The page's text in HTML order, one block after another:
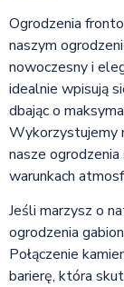
Ogrodzenia
naszym
nowoczesny i
idealnie wpisują
dbając o
Wykorzystujemy
nasze
warunkach
Jeśli marzysz o
ogrodzenia
Połączenie
barierę, która